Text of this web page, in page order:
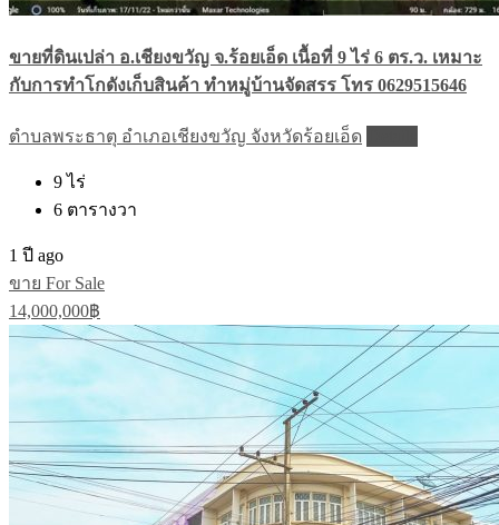
ขายที่ดินเปล่า อ.เชียงขวัญ จ.ร้อยเอ็ด เนื้อที่ 9 ไร่ 6 ตร.ว. เหมาะ
กับการทำโกดังเก็บสินค้า ทำหมู่บ้านจัดสรร โทร 0629515646
ตำบลพระธาตุ อำเภอเชียงขวัญ จังหวัดร้อยเอ็ด
9ไร่
6 ตารางวา
1 ปี ago
ขาย For Sale
14,000,000฿